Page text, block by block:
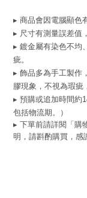
▸ 商品會因電腦顯色
▸ 尺寸有測量誤差值
▸ 鍍金屬有染色不均
疵。
▸ 飾品多為手工製作
膠現象，不視為瑕疵
▸ 預購或追加時間約
包括物流期。）
▸ 下單前請詳閱「購
明，請斟酌購買，感